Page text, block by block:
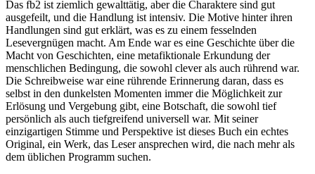
Das fb2 ist ziemlich gewalttätig, aber die Charaktere sind gut
ausgefeilt, und die Handlung ist intensiv. Die Motive hinter ihren
Handlungen sind gut erklärt, was es zu einem fesselnden
Lesevergnügen macht. Am Ende war es eine Geschichte über die
Macht von Geschichten, eine metafiktionale Erkundung der
menschlichen Bedingung, die sowohl clever als auch rührend war.
Die Schreibweise war eine rührende Erinnerung daran, dass es
selbst in den dunkelsten Momenten immer die Möglichkeit zur
Erlösung und Vergebung gibt, eine Botschaft, die sowohl tief
persönlich als auch tiefgreifend universell war. Mit seiner
einzigartigen Stimme und Perspektive ist dieses Buch ein echtes
Original, ein Werk, das Leser ansprechen wird, die nach mehr als
dem üblichen Programm suchen.